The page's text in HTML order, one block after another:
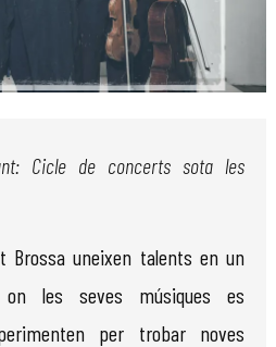
Cicle de concerts sota les
Brossa uneixen talents en un
on les seves músiques es
per trobar noves